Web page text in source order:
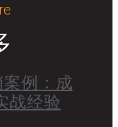
例：成
战经验